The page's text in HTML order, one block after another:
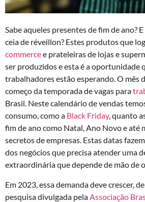
Sabe aqueles presentes de fim de ano?
ceia de réveillon? Estes produtos que
commercee prateleiras de lojas e
ser produzidos e esta é a oportunidade
trabalhadores estão esperando. O mês
começo da temporada de vagas para
Brasil. Neste calendário de vendas
consumo, como a Black Friday, quanto
fim de ano como Natal, Ano Novo e até
secretos de empresas. Estas datas
dos negócios que precisa atender uma
extraordinária que depende de mão de
Em 2023, essa demanda deve crescer,
pesquisa divulgada pelaAssociação